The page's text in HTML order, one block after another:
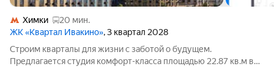
Химки
20 мин.
ЖК «Квартал Ивакино», 3 квартал 2028
Строим кварталы для жизни с заботой о будущем.
Предлагается студия комфорт-класса площадью 22.87 кв.м в